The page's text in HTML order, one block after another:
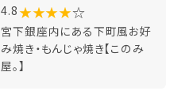
4.8 ★★★★☆
宮下銀座内にある下町風お好
み焼き・もんじゃ焼き【このみ
屋。】